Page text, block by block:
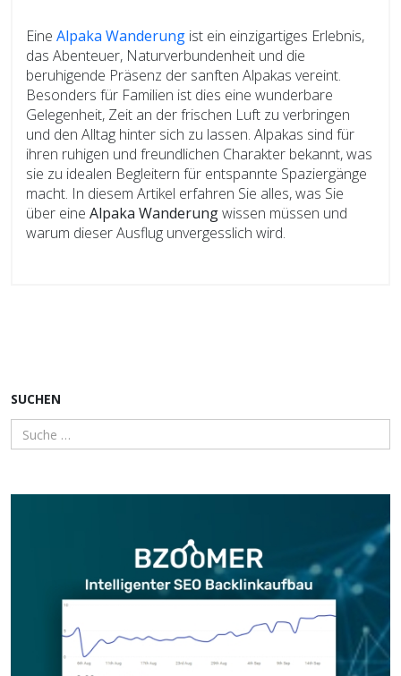
Eine Alpaka Wanderung ist ein einzigartiges Erlebnis,
das Abenteuer, Naturverbundenheit und die
beruhigende Präsenz der sanften Alpakas vereint.
Besonders für Familien ist dies eine wunderbare
Gelegenheit, Zeit an der frischen Luft zu verbringen
und den Alltag hinter sich zu lassen. Alpakas sind für
ihren ruhigen und freundlichen Charakter bekannt, was
sie zu idealen Begleitern für entspannte Spaziergänge
macht. In diesem Artikel erfahren Sie alles, was Sie
über eine Alpaka Wanderungwissen müssen und
warum dieser Ausflug unvergesslich wird.
SUCHEN